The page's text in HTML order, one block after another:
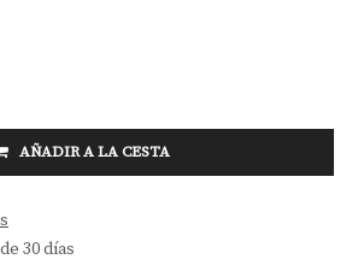
AÑADIR A LA CESTA
30 días